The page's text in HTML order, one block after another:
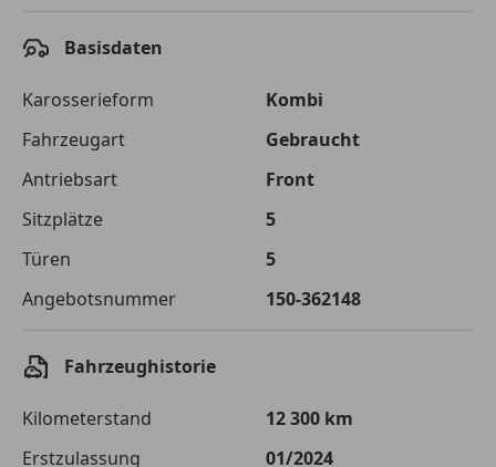
Laufzeit
120 Monate
Kreditbetrag
€ 27 900,-
Zu zahlender
Gesamtbetrag
€ 39 306,-
Einberechnete Gebühren
€ 0,-
Monatliche Rate € 327,55
Basisdaten
Karosserieform
Kombi
Fahrzeugart
Gebraucht
Antriebsart
Front
Sitzplätze
5
Türen
5
Angebotsnummer
150-362148
Fahrzeughistorie
Kilometerstand
12 300 km
Erstzulassung
01/2024